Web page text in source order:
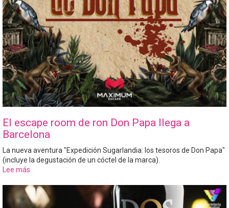
El escape room de ron Don Papa llega a
Barcelona
La nueva aventura "Expedición Sugarlandia: los tesoros de Don Papa"
(incluye la degustación de un cóctel de la marca).
Lee más
escape
room